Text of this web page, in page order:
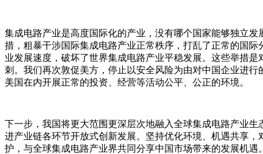
集成电路产业是高度国际化的产业，没有哪个国家能够独立
措，粗暴干涉国际集成电路产业正常秩序，打乱了正常的国
业发展速度，破坏了世界集成电路产业平稳发展。这些举措
刺。我们再次敦促美方，停止以安全风险为由对中国企业进
美国在内开展正常的投资、经营等活动公平、公正的环境。
下一步，我国将更大范围更深层次地融入全球集成电路产业
进产业链各环节开放式创新发展。坚持优化环境、机遇共享
护，与全球集成电路产业界共同分享中国市场带来的发展机遇